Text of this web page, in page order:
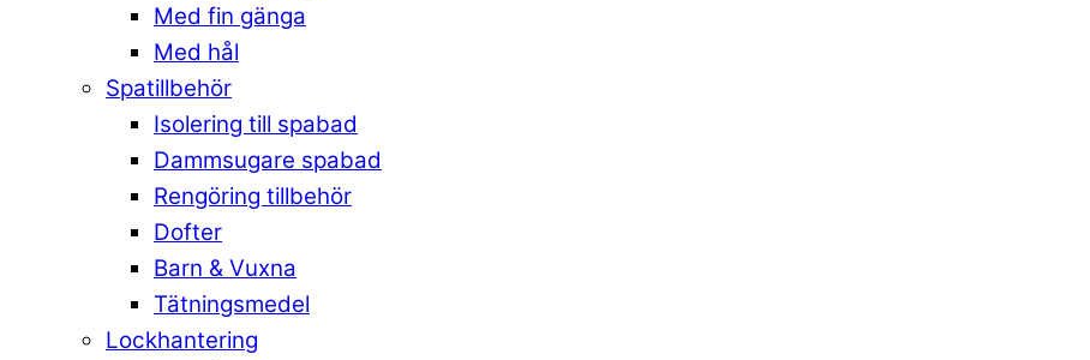
Med fin gänga
Med hål
Spatillbehör
Isolering till spabad
Dammsugare spabad
Rengöring tillbehör
Dofter
Barn & Vuxna
Tätningsmedel
Lockhantering